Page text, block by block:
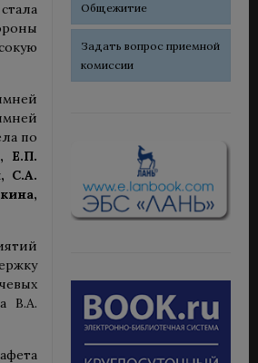
по
Е.П.
С.А.
В.А.
Общежитие
Задать вопрос приемной
комиссии